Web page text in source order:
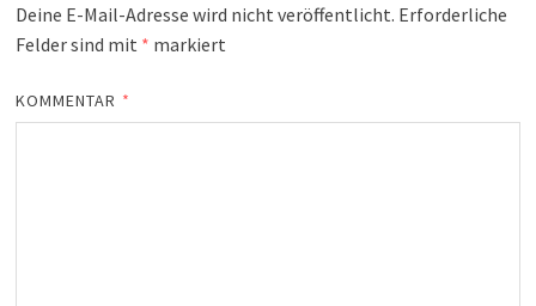
Deine E-Mail-Adresse wird nicht veröffentlicht. Erforderliche
Felder sind mit * markiert
KOMMENTAR *